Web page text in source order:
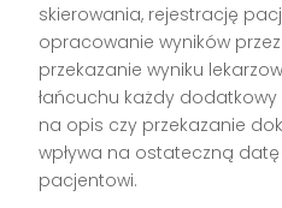
skierowania, rejestrację
opracowanie wyników
przekazanie wyniku
łańcuchu każdy
na opis czy przekazanie
wpływa na ostateczną
pacjentowi.